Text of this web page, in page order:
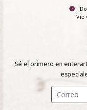
Vie
Sé el primero en